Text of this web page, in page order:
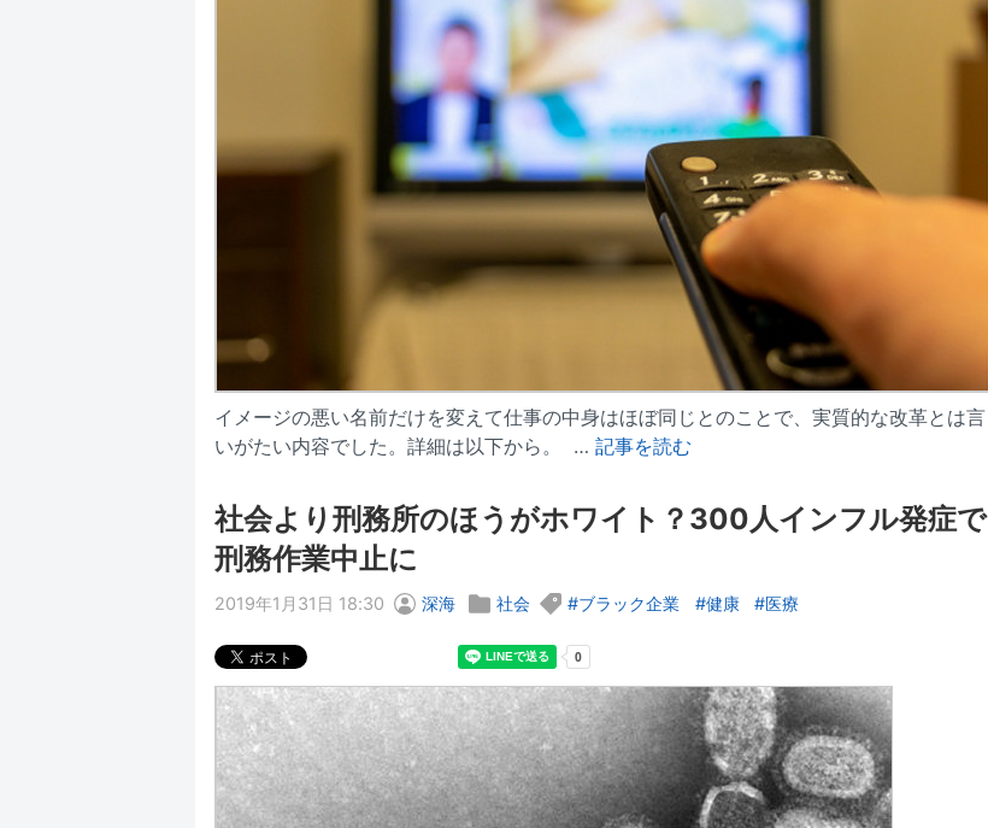
イメージの悪い名前だけを変えて仕事の中身はほぼ同じとのことで、実質的な改革とは言
いがたい内容でした。詳細は以下から。 … 記事を読む
社会より刑務所のほうがホワイト？300人インフル発症で
刑務作業中止に
2019年1月31日 18:30 深海 社会 ブラック企業 健康 医療